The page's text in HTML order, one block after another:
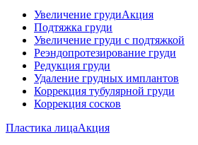
Увеличение грудиАкция
Подтяжка груди
Увеличение груди с подтяжкой
Реэндопротезирование груди
Редукция груди
Удаление грудных имплантов
Коррекция тубулярной груди
Коррекция сосков
Пластика лицаАкция